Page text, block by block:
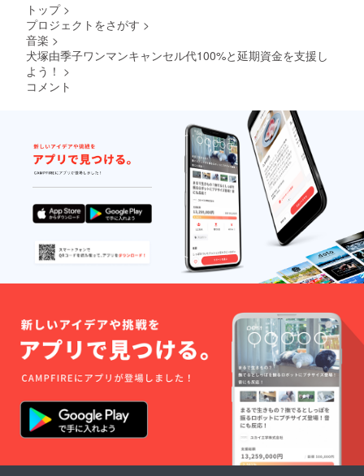
【Tシャ
ツ】ホ
リーン1
枚 サイ
ズ：
M・L・
XL ※ご
希望の
サイズ
をお選
びくだ
さい。
◯アー
ティス
ト写真
12枚 ※
ドファ
ンディ
ング限
定販売
◯ラ
バーバ
ンド黒1
個・青1
個 ◯缶
個入
セット
※送料込
トップ >
プロジェクトをさがす >
音楽 >
犬塚由季子ワンマンキャンセル代100%と延期資金を支援し
よう！ >
コメント